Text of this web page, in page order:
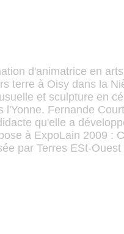
d'animatrice en
terre à Oisy dans la
et sculpture en
l'Yonne. Fernande
qu'elle a
à ExpoLain 2009 :
par Terres ESt-